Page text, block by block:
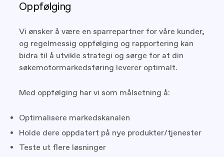
Oppfølging
Vi ønsker å være en sparrepartner for våre kunder,
og regelmessig oppfølging og rapportering kan
bidra til å utvikle strategi og sørge for at din
søkemotormarkedsføring leverer optimalt.
Med oppfølging har vi som målsetning å:
Optimalisere markedskanalen
Holde dere oppdatert på nye produkter/tjenester
Teste ut flere løsninger